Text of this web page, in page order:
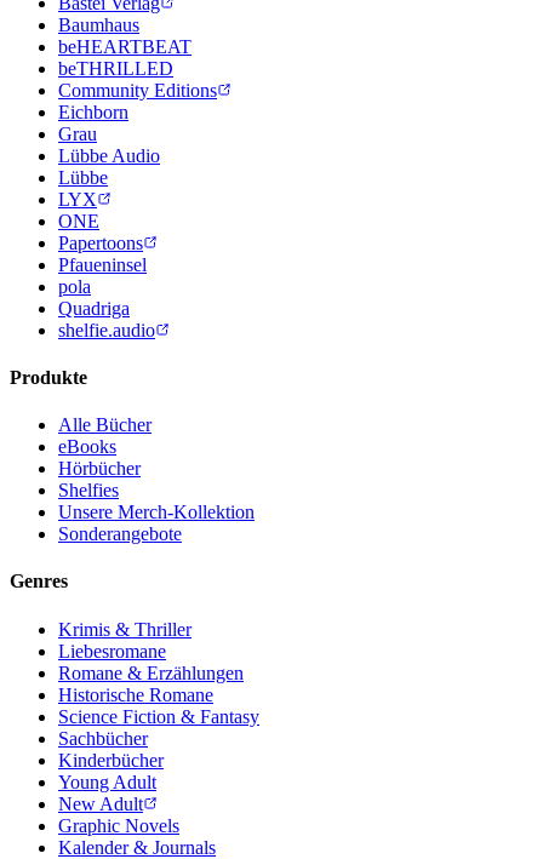
Baumhaus
beHEARTBEAT
beTHRILLED
Community Editions
Eichborn
Grau
Lübbe Audio
Lübbe
LYX
ONE
Papertoons
Pfaueninsel
pola
Quadriga
shelfie.audio
Produkte
Alle Bücher
eBooks
Hörbücher
Shelfies
Unsere Merch-Kollektion
Sonderangebote
Genres
Krimis & Thriller
Liebesromane
Romane & Erzählungen
Historische Romane
Science Fiction & Fantasy
Sachbücher
Kinderbücher
Young Adult
New Adult
Graphic Novels
Kalender & Journals